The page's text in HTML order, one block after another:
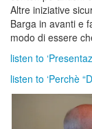
Altre iniziative
Barga in avanti e
modo di essere
listen to
listen to ‘Perchè